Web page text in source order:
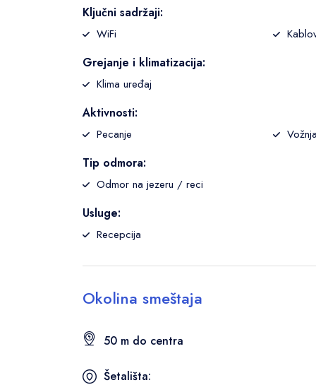
Ključni sadržaji:
WiFi
Grejanje i klimatizacija:
Klima uređaj
Aktivnosti:
Pecanje
Tip odmora:
Odmor na jezeru / reci
Usluge:
Recepcija
Okolina smeštaja
50 m do centra
Šetališta: